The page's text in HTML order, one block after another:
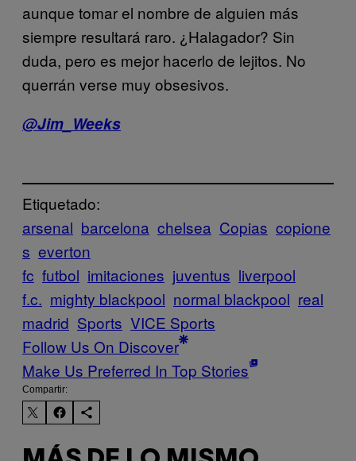
aunque tomar el nombre de alguien más
siempre resultará raro. ¿Halagador? Sin
duda, pero es mejor hacerlo de lejitos. No
querrán verse muy obsesivos.
@Jim_Weeks
Etiquetado:
arsenal barcelona chelsea Copias copione
s everton
fc futbol imitaciones juventus liverpool
f.c. mighty blackpool normal blackpool real
madrid Sports VICE Sports
Follow Us On Discover
Make Us Preferred In Top Stories
Compartir: